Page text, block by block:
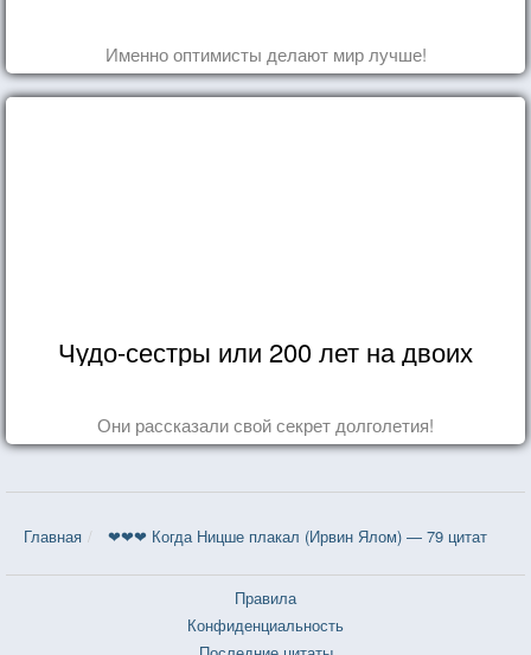
Именно оптимисты делают мир лучше!
Чудо-сестры или 200 лет на двоих
Они рассказали свой секрет долголетия!
Главная ❤❤❤ Когда Ницше плакал (Ирвин Ялом) — 79 цитат
Правила
Конфиденциальность